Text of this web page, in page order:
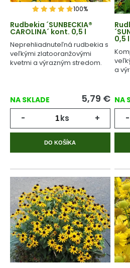
100%
Rudbekia ´SUNBECKIA®
CAROLINA´ kont. 0,5 l
Neprehliadnuteľná rudbekia s
veľkými zlatooranžovými
kvetmi a výrazným stredom.
NA SKLADE 5,79 €
- ks +
DO KOŠÍKA
0,5 l
a
NA
-